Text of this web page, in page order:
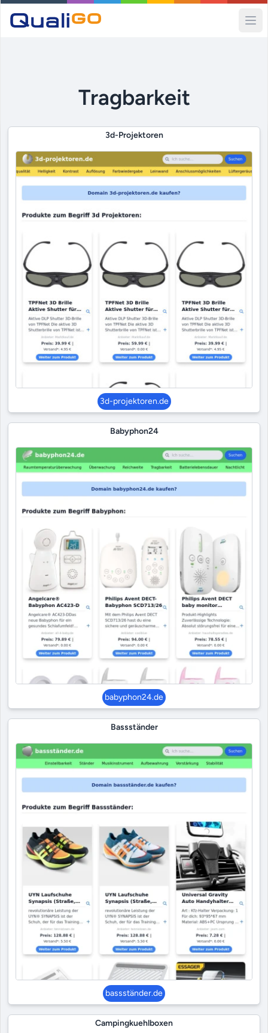
Tragbarkeit
3d-Projektoren
3d-projektoren.de
Babyphon24
babyphon24.de
Bassständer
bassständer.de
Campingkuehlboxen